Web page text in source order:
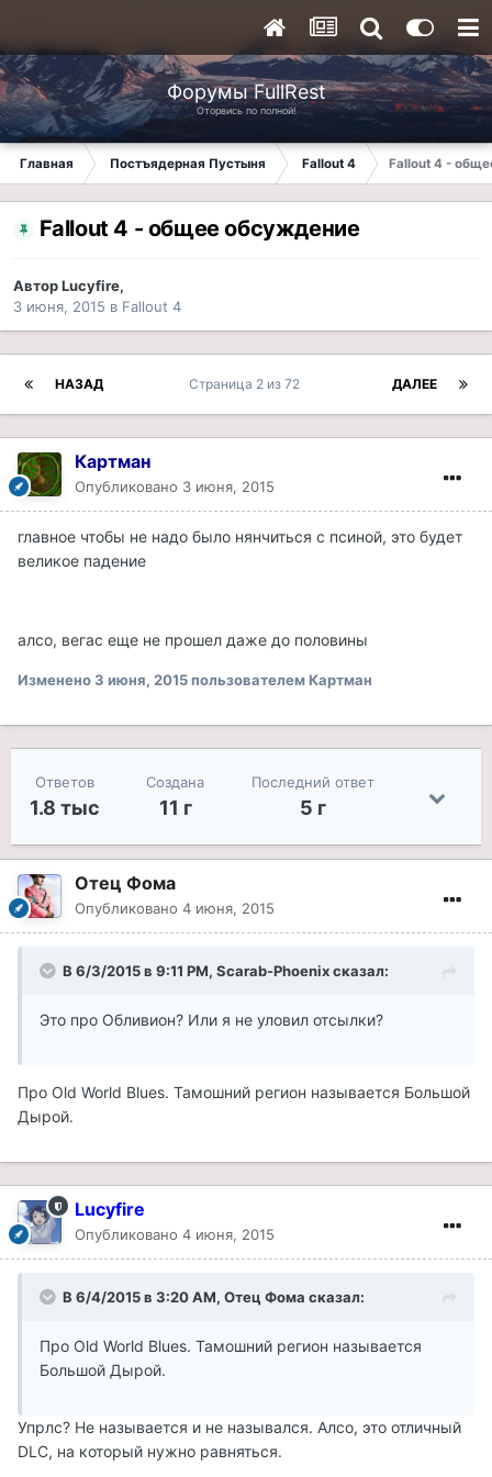
Форумы FullRest
Оторвись по полной!
Главная Постъядерная Пустыня Fallout 4 Fallout 4 -
Fallout 4 - общее обсуждение
АвторLucyfire,
3 июня, 2015 в Fallout 4
НАЗАД ДАЛЕЕ
Страница 2 из 72
Картман
Опубликовано 3 июня, 2015
главное чтобы не надо было нянчиться с псиной, это будет
великое падение
алсо, вегас еще не прошел даже до половины
Изменено3 июня, 2015пользователем Картман
Ответов
1.8 тыс
Создана
11 г
Последний ответ
5 г
Отец Фома
Опубликовано 4 июня, 2015
В 6/3/2015 в 9:11 PM, Scarab-Phoenix сказал:
Это про Обливион? Или я не уловил отсылки?
Про Old World Blues. Тамошний регион называется Большой
Дырой.
Lucyfire
Опубликовано 4 июня, 2015
В 6/4/2015 в 3:20 AM, Отец Фома сказал:
Про Old World Blues. Тамошний регион называется
Большой Дырой.
Упрлс? Не называется и не назывался. Алсо, это отличный
DLC, на который нужно равняться.